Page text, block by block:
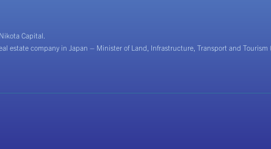
Capital.
estate company in Japan – Minister of Land, Infrastructure, Transport and Tourism